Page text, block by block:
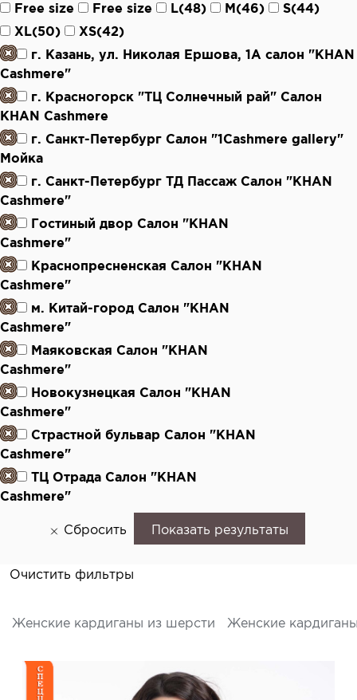
Free size
Free size L(48) M(46)
S(44)
XL(50)
XS(42)
г. Казань, ул. Николая Ершова, 1А салон "KHAN
Cashmere"
г. Красногорск "ТЦ Солнечный рай" Салон
KHAN Cashmere
г. Санкт-Петербург Салон "1Cashmere gallery"
Мойка
г. Санкт-Петербург ТД Пассаж Салон "KHAN
Cashmere"
Гостиный двор Салон "KHAN
Cashmere"
Краснопресненская Салон "KHAN
Cashmere"
м. Китай-город Салон "KHAN
Cashmere"
Маяковская Салон "KHAN
Cashmere"
Новокузнецкая Салон "KHAN
Cashmere"
Страстной бульвар Салон "KHAN
Cashmere"
ТЦ Отрада Салон "KHAN
Cashmere"
Сбросить Показать результаты
Очистить фильтры
Женские кардиганы из шерсти Женские